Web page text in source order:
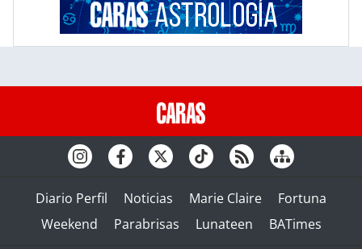
Diario Perfil Noticias Marie Claire
Fortuna
Weekend
Parabrisas Lunateen BATimes